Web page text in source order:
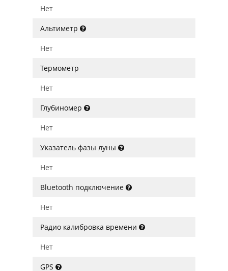
Нет
Альтиметр
Нет
Термометр
Нет
Глубиномер
Нет
Указатель фазы луны
Нет
Bluetooth подключение
Нет
Радио калибровка времени
Нет
GPS